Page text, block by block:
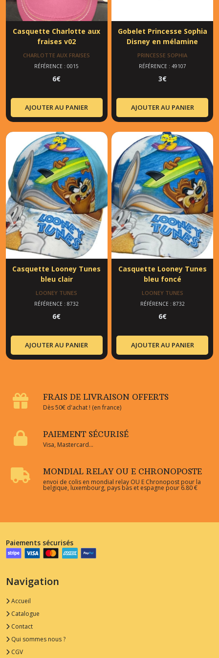
Casquette Charlotte aux
fraises v02
CHARLOTTE AUX FRAISES
RÉFÉRENCE : 0015
6€
AJOUTER AU PANIER
Gobelet Princesse Sophia
Disney en mélamine
PRINCESSE SOPHIA
RÉFÉRENCE : 49107
3€
AJOUTER AU PANIER
Casquette Looney Tunes
bleu clair
LOONEY TUNES
RÉFÉRENCE : 8732
6€
AJOUTER AU PANIER
Casquette Looney Tunes
bleu foncé
LOONEY TUNES
RÉFÉRENCE : 8732
6€
AJOUTER AU PANIER
FRAIS DE LIVRAISON OFFERTS
Dès 50€ d'achat ! (en france)
PAIEMENT SÉCURISÉ
Visa, Mastercard...
MONDIAL RELAY OU E CHRONOPOSTE
envoi de colis en mondial relay OU E Chronopost pour la
belgique, luxembourg, pays bas et espagne pour 6.80 €
Paiements sécurisés
Navigation
Accueil
Catalogue
Contact
Qui sommes nous ?
CGV